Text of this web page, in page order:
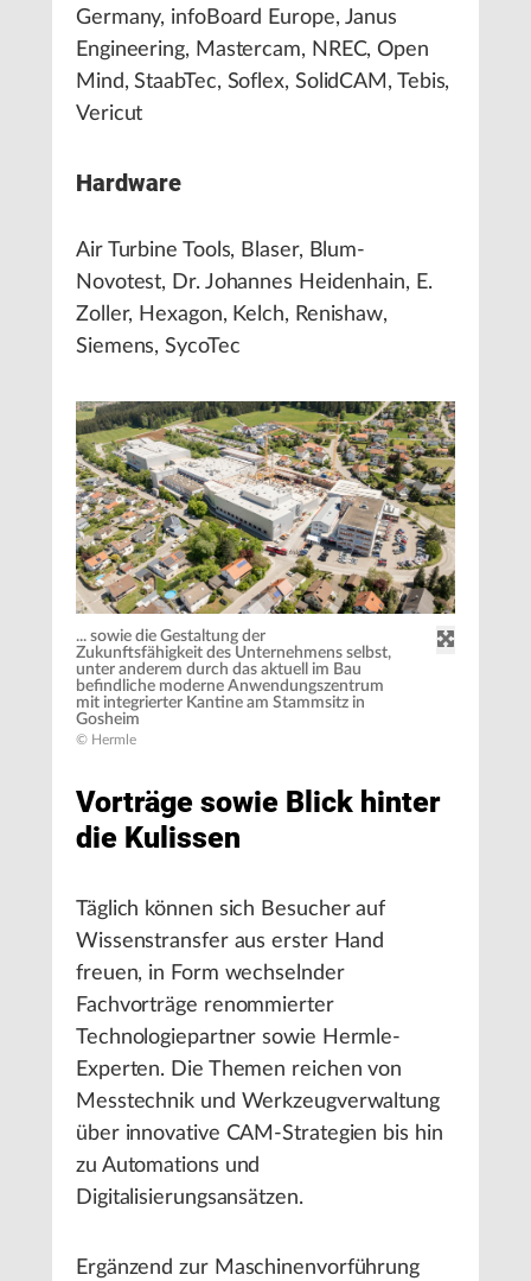
Germany, infoBoard Europe, Janus
Engineering, Mastercam, NREC, Open
Mind, StaabTec, Soflex, SolidCAM, Tebis,
Vericut
Hardware
Air Turbine Tools, Blaser, Blum-
Novotest, Dr. Johannes Heidenhain, E.
Zoller, Hexagon, Kelch, Renishaw,
Siemens, SycoTec
... sowie die Gestaltung der
Zukunftsfähigkeit des Unternehmens selbst,
unter anderem durch das aktuell im Bau
befindliche moderne Anwendungszentrum
mit integrierter Kantine am Stammsitz in
Gosheim
© Hermle
Vorträge sowie Blick hinter
die Kulissen
Täglich können sich Besucher auf
Wissenstransfer aus erster Hand
freuen, in Form wechselnder
Fachvorträge renommierter
Technologiepartner sowie Hermle-
Experten. Die Themen reichen von
Messtechnik und Werkzeugverwaltung
über innovative CAM-Strategien bis hin
zu Automations und
Digitalisierungsansätzen.
Ergänzend zur Maschinenvorführung